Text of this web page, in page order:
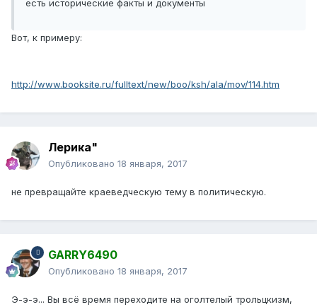
есть исторические факты и документы
Вот, к примеру:
http://www.booksite.ru/fulltext/new/boo/ksh/ala/mov/114.htm
Лерика"
Опубликовано 18 января, 2017
не превращайте краеведческую тему в политическую.
GARRY6490
Опубликовано 18 января, 2017
Э-э-э... Вы всё время переходите на оголтелый трольцкизм,